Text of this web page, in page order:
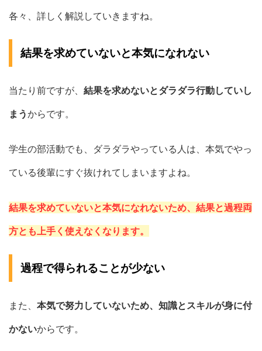
各々、詳しく解説していきますね。
結果を求めていないと本気になれない
当たり前ですが、 結果を求めないとダラダラ行動していし
まうからです。
学生の部活動でも、ダラダラやっている人は、本気でやっ
ている後輩にすぐ抜けれてしまいますよね。
結果を求めていないと本気になれないため、結果と過程両
方とも上手く使えなくなります。
過程で得られることが少ない
また、 本気で努力していないため、知識とスキルが身に付
かないからです。